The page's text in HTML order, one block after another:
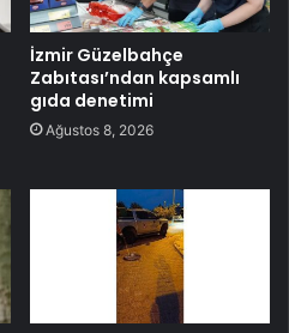
İzmir Güzelbahçe
Zabıtası’ndan kapsamlı
gıda denetimi
Ağustos 8, 2026